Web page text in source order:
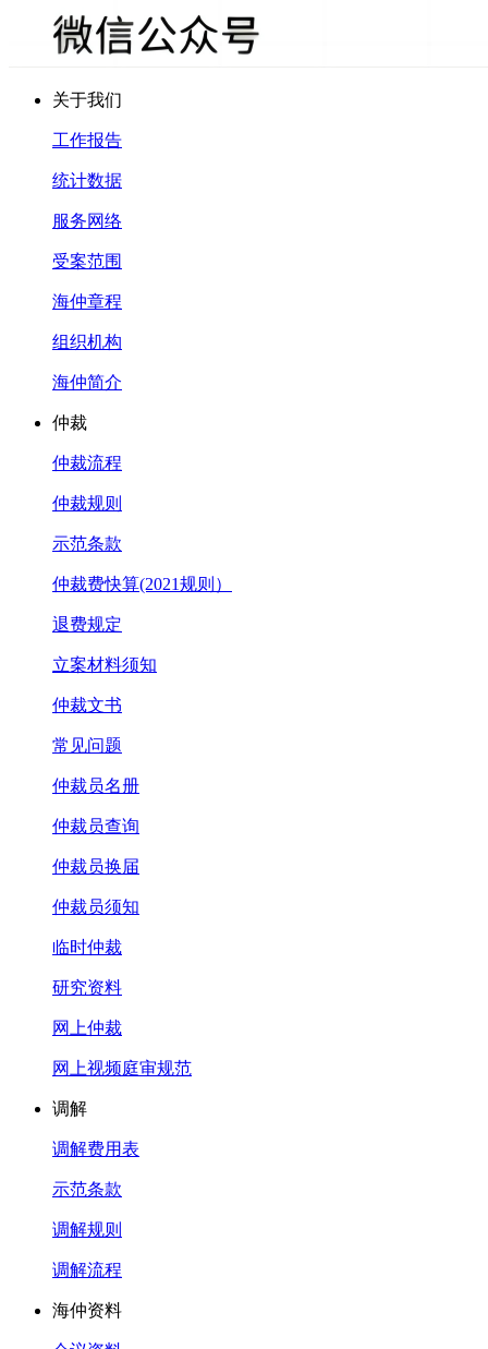
关于我们
工作报告
统计数据
服务网络
受案范围
海仲章程
组织机构
海仲简介
仲裁
仲裁流程
仲裁规则
示范条款
仲裁费快算(2021规则）
退费规定
立案材料须知
仲裁文书
常见问题
仲裁员名册
仲裁员查询
仲裁员换届
仲裁员须知
临时仲裁
研究资料
网上仲裁
网上视频庭审规范
调解
调解费用表
示范条款
调解规则
调解流程
海仲资料